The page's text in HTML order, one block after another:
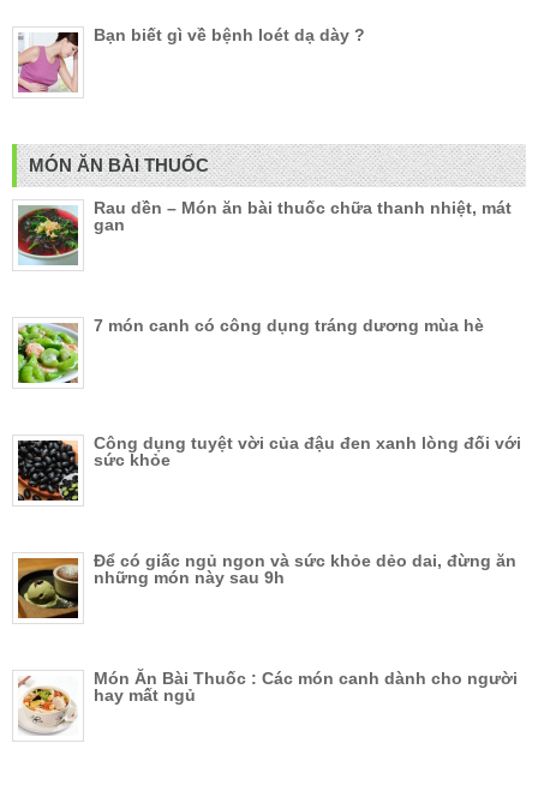
Bạn biết gì về bệnh loét dạ dày ?
MÓN ĂN BÀI THUỐC
Rau dền – Món ăn bài thuốc chữa thanh nhiệt, mát
gan
7 món canh có công dụng tráng dương mùa hè
Công dụng tuyệt vời của đậu đen xanh lòng đối với
sức khỏe
Để có giấc ngủ ngon và sức khỏe dẻo dai, đừng ăn
những món này sau 9h
Món Ăn Bài Thuốc : Các món canh dành cho người
hay mất ngủ